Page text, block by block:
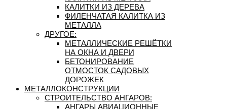
КАЛИТКИ ИЗ ДЕРЕВА
ФИЛЕНЧАТАЯ КАЛИТКА ИЗ
МЕТАЛЛА
ДРУГОЕ:
МЕТАЛЛИЧЕСКИЕ РЕШЁТКИ
НА ОКНА И ДВЕРИ
БЕТОНИРОВАНИЕ
ОТМОСТОК САДОВЫХ
ДОРОЖЕК
МЕТАЛЛОКОНСТРУКЦИИ
СТРОИТЕЛЬСТВО АНГАРОВ:
АНГАРЫ АВИАЦИОННЫЕ